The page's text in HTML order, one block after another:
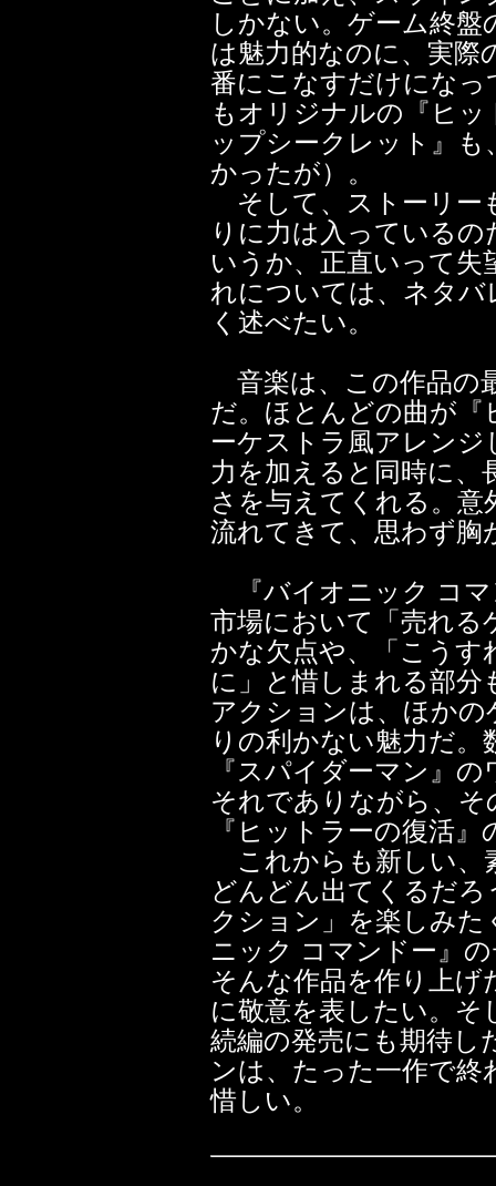
しかない。ゲーム終
は魅力的なのに、実際
番にこなすだけにな
もオリジナルの『ヒ
ップシークレット』
かったが）。
そして、ストーリー
りに力は入っている
いうか、正直いって失
れについては、ネタバ
く述べたい。
音楽は、この作品の
だ。ほとんどの曲が『
ーケストラ風アレン
力を加えると同時に
さを与えてくれる。
流れてきて、思わず胸
『バイオニック コマ
市場において「売れる
かな欠点や、「こう
に」と惜しまれる部
アクションは、ほか
りの利かない魅力だ
『スパイダーマン』
それでありながら、
『ヒットラーの復活
これからも新しい、
どんどん出てくるだ
クション」を楽しみ
ニック コマンドー』
そんな作品を作り上げ
に敬意を表したい。
続編の発売にも期待し
ンは、たった一作で
惜しい。